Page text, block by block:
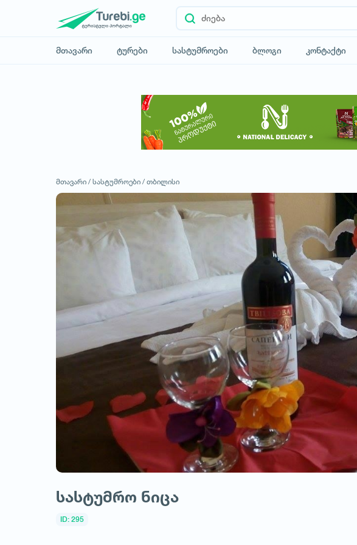
მთავარი ტურები სასტუმროები ბლოგი კონტაქტი
მთავარი / სასტუმროები / თბილისი
სასტუმრო ნიცა
ID: 295